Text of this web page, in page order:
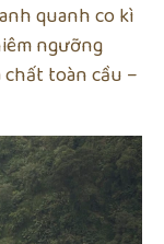
quanh co kì
ngưỡng
toàn cầu –